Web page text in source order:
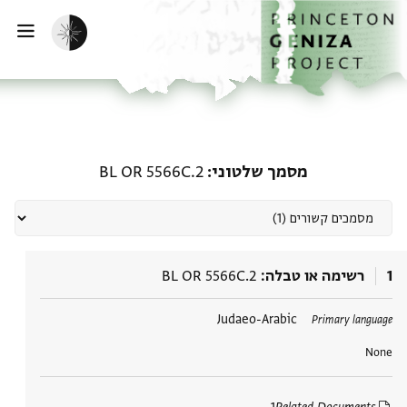
דילוג לתוכן
דף הבית
הפעלת מצב כהה
מסמך שלטוני BL OR 5566C.2
1 רשימה או טבלה BL OR 5566C.2
Primary language
Judaeo-Arabic
None
תגים